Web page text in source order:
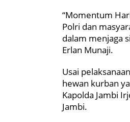
“Momentum
Polri dan
dalam menjaga
Erlan Munaji.
Usai
hewan kurban
Kapolda Jambi
Jambi.